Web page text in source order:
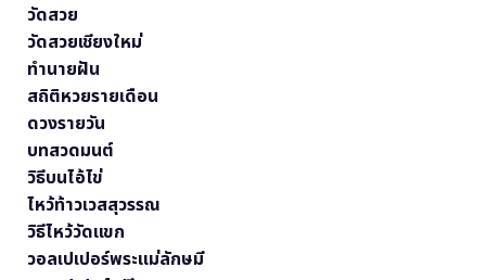
วัดสวย
วัดสวยเชียงใหม่
ทำนายฝัน
สถิติหวยรายเดือน
ดวงรายวัน
บทสวดมนต์
วิธีบนไอ้ไข่
ไหว้ท้าวเวสสุวรรณ
วิธีไหว้วัดแขก
วอลเปเปอร์พระแม่ลักษมี